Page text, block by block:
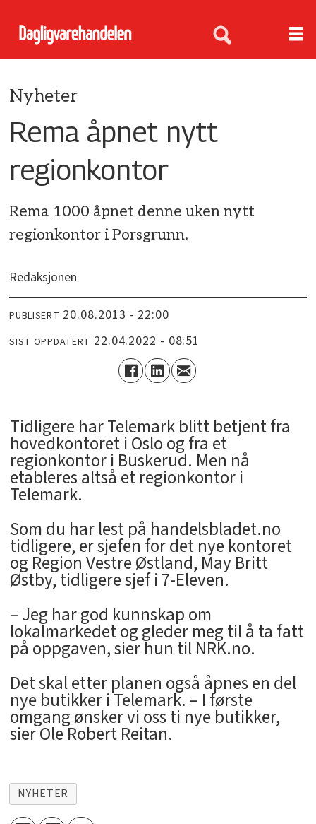
Nyheter
Rema åpnet nytt
regionkontor
Rema 1000 åpnet denne uken nytt
regionkontor i Porsgrunn.
Redaksjonen
PUBLISERT 20.08.2013 - 22:00
SIST OPPDATERT 22.04.2022 - 08:51
Tidligere har Telemark blitt betjent fra
hovedkontoret i Oslo og fra et
regionkontor i Buskerud. Men nå
etableres altså et regionkontor i
Telemark.
Som du har lest på handelsbladet.no
tidligere, er sjefen for det nye kontoret
og Region Vestre Østland, May Britt
Østby, tidligere sjef i 7-Eleven.
– Jeg har god kunnskap om
lokalmarkedet og gleder meg til å ta fatt
på oppgaven, sier hun til NRK.no.
Det skal etter planen også åpnes en del
nye butikker i Telemark. – I første
omgang ønsker vi oss ti nye butikker,
sier Ole Robert Reitan.
NYHETER